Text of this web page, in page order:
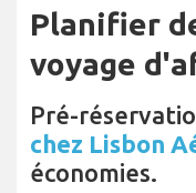
Planifier
voyage
Pré-
chez Lisbon
économies.